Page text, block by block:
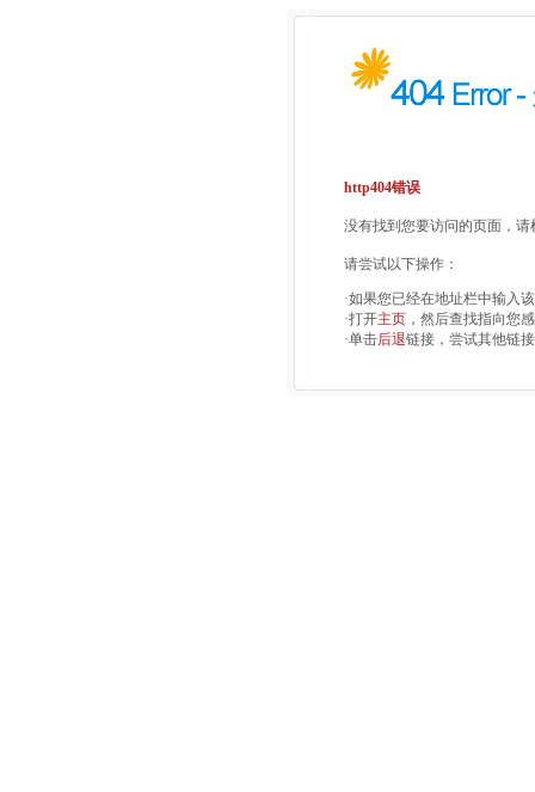
http404错误
没有找到您要访问的页面，
请尝试以下操作：
·如果您已经在地址栏中输入
·打开主页 ，然后查找指向您
·单击后退链接，尝试其他链